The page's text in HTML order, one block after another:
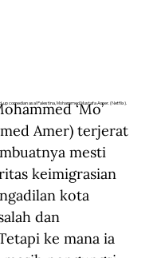
comedian asal Palestina, Mohammed Mustafa Amer. (Netflix).
‘Mo’
Amer) terjerat
mesti
keimigrasian
kota
dan
ke mana ia